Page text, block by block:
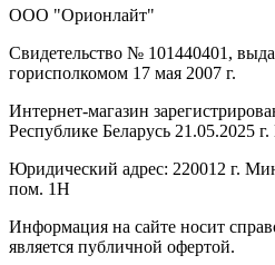
ООО "Орионлайт"
Свидетельство № 101440401,
горисполкомом 17 мая 2007 г.
Интернет-магазин
Республике Беларусь 21.05.2025
Юридический адрес: 220012 г.
пом. 1Н
Информация на сайте носит
является публичной офертой.